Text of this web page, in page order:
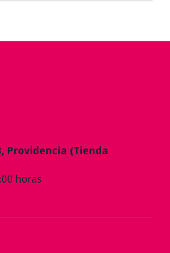
Providencia (Tienda
horas